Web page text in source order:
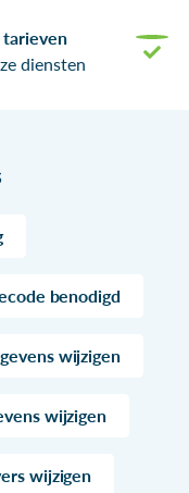
tarieven
diensten
benodigd
wijzigen
wijzigen
wijzigen